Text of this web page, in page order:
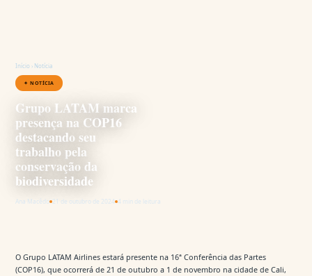
Início › Notícia
✦ NOTÍCIA
Grupo LATAM marca
presença na COP16
destacando seu
trabalho pela
conservação da
biodiversidade
Ana Macêdo 21 de outubro de 2024 4 min de leitura
O Grupo LATAM Airlines estará presente na 16ª Conferência das Partes
(COP16), que ocorrerá de 21 de outubro a 1 de novembro na cidade de Cali,